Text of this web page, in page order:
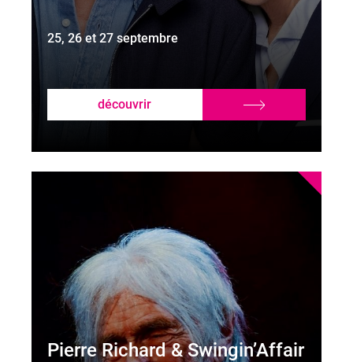
25, 26 et 27 septembre
découvrir
Pierre Richard & Swingin’Affair